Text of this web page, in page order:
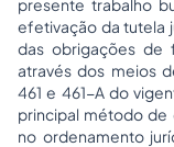
presente trabalho
efetivação da tutela
das obrigações de
através dos meios
461 e 461-A do
principal método de
no ordenamento